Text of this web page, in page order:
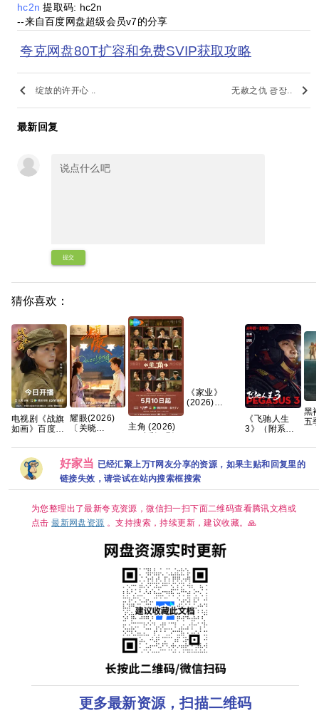
hc2n 提取码: hc2n
--来自百度网盘超级会员v7的分享
夸克网盘80T扩容和免费SVIP获取攻略
keyboard_arrow_left 绽放的许开心 .. 无赦之仇 광장.. keyboard_arrow_right
最新回复
提交
猜你喜欢：
电视剧《战旗
如画》百度云
清免费资源下
耀眼(2026)
〔关晓
超清画质|简中
字幕/夸克/百
度网盘资源
【单集0.8～
3GB】
主角 (2026)
4K臻彩- [剧
情]张嘉益/刘
国语中字 [单
集约1GB]
《家业‎》
(2026)
《飞驰人生
3》（附系
黄景瑜 张本煜
魏翔 沙溢 范
丞丞 孙艺洲
剧/运动/4K电
黑
五
好家当 已经汇聚上万T网友分享的资源，如果主贴和回复里的
链接失效，请尝试在站内搜索框搜索
为您整理出了最新夸克资源，微信扫一扫下面二维码查看腾讯文档或
点击最新网盘资源 。支持搜索，持续更新，建议收藏。🙏
更多最新资源，扫描二维码